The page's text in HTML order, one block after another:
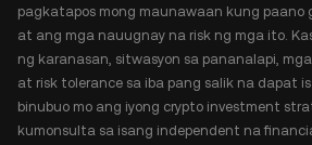
pagkatapos mong maunawaan kung paano
at ang mga nauugnay na risk ng mga ito.
ng karanasan, sitwasyon sa pananalapi,
at risk tolerance sa iba pang salik na dapat
binubuo mo ang iyong crypto investment
kumonsulta sa isang independent na